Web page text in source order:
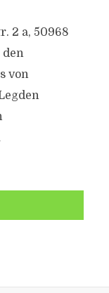
2 a, 50968
den
von